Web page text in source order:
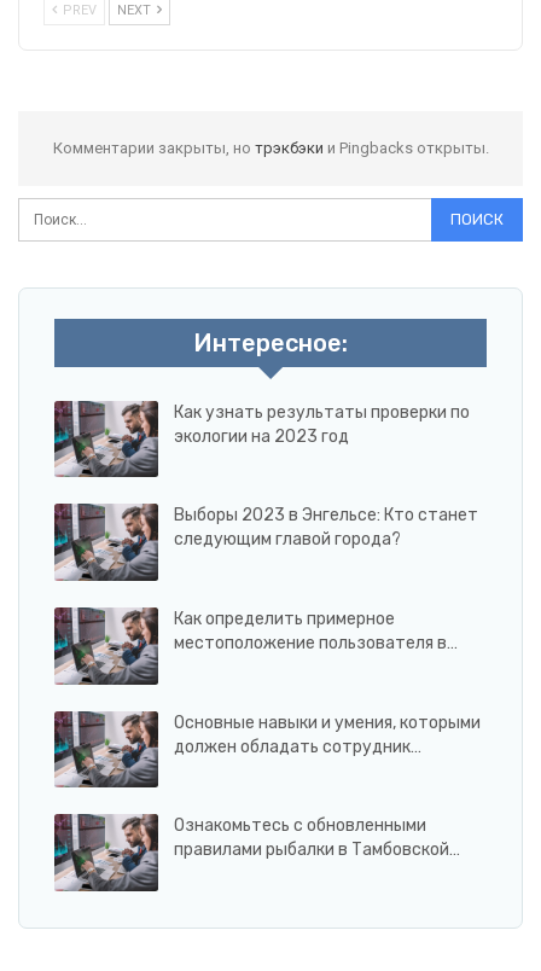
PREV NEXT
Комментарии закрыты, но трэкбэки и Pingbacks открыты.
Интересное:
Как узнать результаты проверки по
экологии на 2023 год
Выборы 2023 в Энгельсе: Кто станет
следующим главой города?
Как определить примерное
местоположение пользователя в…
Основные навыки и умения, которыми
должен обладать сотрудник…
Ознакомьтесь с обновленными
правилами рыбалки в Тамбовской…